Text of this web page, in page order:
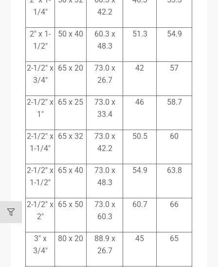
1/4″
42.2
2″ x 1-
1/2″
50 x 40
60.3 x
48.3
51.3 54.9
2-1/2″ x
3/4″
65 x 20
73.0 x
26.7
42 57
2-1/2″ x
1″
65 x 25
73.0 x
33.4
46 58.7
2-1/2″ x
1-1/4″
65 x 32
73.0 x
42.2
50.5 60
2-1/2″ x
1-1/2″
65 x 40
73.0 x
48.3
54.9 63.8
2-1/2″ x
2″
65 x 50
73.0 x
60.3
60.7 66
3″ x
3/4″
80 x 20
88.9 x
26.7
45 65